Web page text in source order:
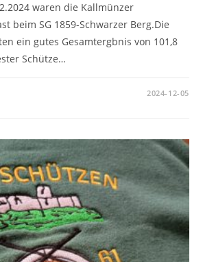
waren die Kallmünzer
beim SG 1859-Schwarzer Berg.Die
ein gutes Gesamtergbnis von 101,8
Schütze…
2024-12-05